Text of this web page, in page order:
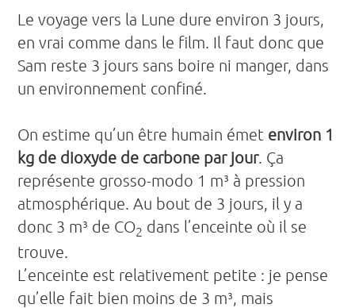
Le voyage vers la Lune dure environ 3 jours,
en vrai comme dans le film. Il faut donc que
Sam reste 3 jours sans boire ni manger, dans
un environnement confiné.
On estime qu’un être humain émet environ 1
kg de dioxyde de carbone par jour. Ça
représente grosso-modo 1 m³ à pression
atmosphérique. Au bout de 3 jours, il y a
donc 3 m³ de CO2 dans l’enceinte où il se
trouve.
L’enceinte est relativement petite : je pense
qu’elle fait bien moins de 3 m³, mais